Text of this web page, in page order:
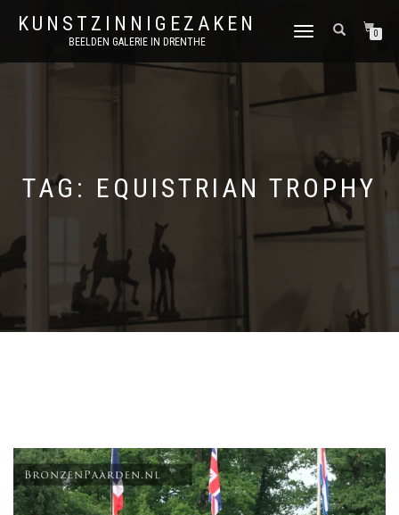
KUNSTZINNIGEZAKEN
BEELDEN GALERIE IN DRENTHE
SCHAKEL
MENU
0
TAG: EQUISTRIAN TROPHY